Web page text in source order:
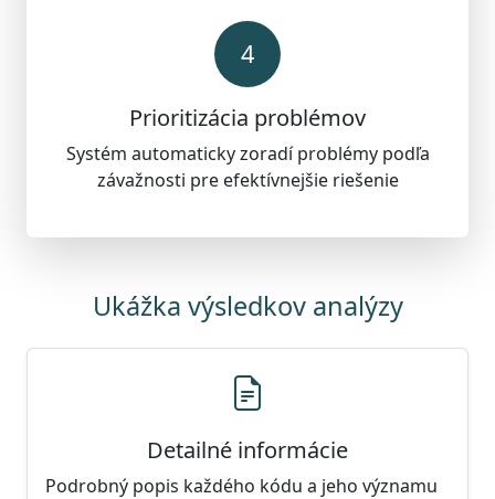
4
Prioritizácia problémov
Systém automaticky zoradí problémy podľa
závažnosti pre efektívnejšie riešenie
Ukážka výsledkov analýzy
Detailné informácie
Podrobný popis každého kódu a jeho významu